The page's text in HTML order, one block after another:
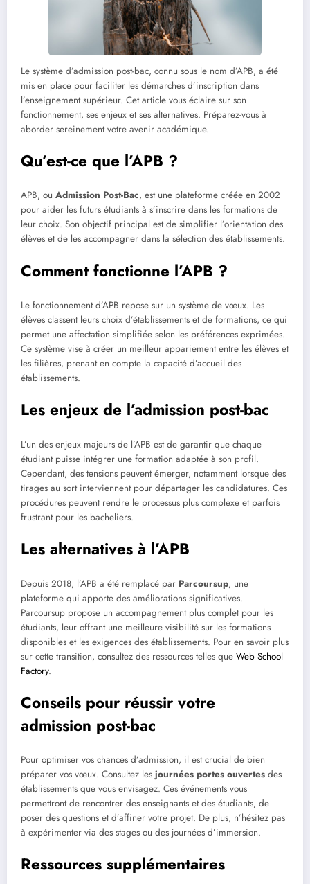
Le système d’admission post-bac, connu sous le nom d’APB, a été
mis en place pour faciliter les démarches d’inscription dans
l’enseignement supérieur. Cet article vous éclaire sur son
fonctionnement, ses enjeux et ses alternatives. Préparez-vous à
aborder sereinement votre avenir académique.
Qu’est-ce que l’APB ?
APB, ou Admission Post-Bac, est une plateforme créée en 2002
pour aider les futurs étudiants à s’inscrire dans les formations de
leur choix. Son objectif principal est de simplifier l’orientation des
élèves et de les accompagner dans la sélection des établissements.
Comment fonctionne l’APB ?
Le fonctionnement d’APB repose sur un système de vœux. Les
élèves classent leurs choix d’établissements et de formations, ce qui
permet une affectation simplifiée selon les préférences exprimées.
Ce système vise à créer un meilleur appariement entre les élèves et
les filières, prenant en compte la capacité d’accueil des
établissements.
Les enjeux de l’admission post-bac
L’un des enjeux majeurs de l’APB est de garantir que chaque
étudiant puisse intégrer une formation adaptée à son profil.
Cependant, des tensions peuvent émerger, notamment lorsque des
tirages au sort interviennent pour départager les candidatures. Ces
procédures peuvent rendre le processus plus complexe et parfois
frustrant pour les bacheliers.
Les alternatives à l’APB
Depuis 2018, l’APB a été remplacé par Parcoursup, une
plateforme qui apporte des améliorations significatives.
Parcoursup propose un accompagnement plus complet pour les
étudiants, leur offrant une meilleure visibilité sur les formations
disponibles et les exigences des établissements. Pour en savoir plus
sur cette transition, consultez des ressources telles que Web School
Factory.
Conseils pour réussir votre
admission post-bac
Pour optimiser vos chances d’admission, il est crucial de bien
préparer vos vœux. Consultez les journées portes ouvertes des
établissements que vous envisagez. Ces événements vous
permettront de rencontrer des enseignants et des étudiants, de
poser des questions et d’affiner votre projet. De plus, n’hésitez pas
à expérimenter via des stages ou des journées d’immersion.
Ressources supplémentaires